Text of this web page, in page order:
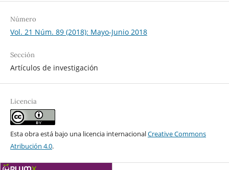
Número
Vol. 21 Núm. 89 (2018): Mayo-Junio 2018
Sección
Artículos de investigación
Licencia
Esta obra está bajo una licencia internacionalCreative Commons
Atribución 4.0.